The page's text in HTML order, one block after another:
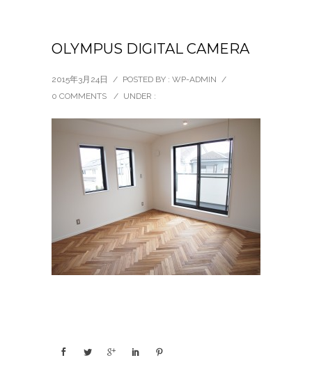
OLYMPUS DIGITAL CAMERA
2015年3月24日 / POSTED BY : WP-ADMIN /
0 COMMENTS
/ UNDER :